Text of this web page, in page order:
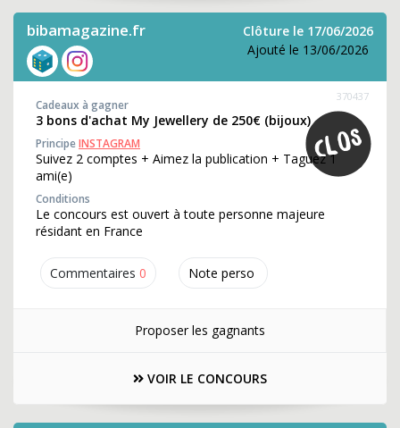
bibamagazine.fr
Clôture le 17/06/2026
Ajouté le 13/06/2026
Commentaires 0 Note perso
370437
Cadeaux à gagner
3 bons d'achat My Jewellery de 250€ (bijoux)
PrincipeINSTAGRAM
Suivez 2 comptes + Aimez la publication + Taguez 1
ami(e)
Conditions
Le concours est ouvert à toute personne majeure
résidant en France
Proposer les gagnants
VOIR LE CONCOURS